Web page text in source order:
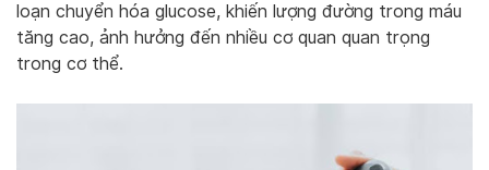
loạn chuyển hóa glucose, khiến lượng đường trong máu
tăng cao, ảnh hưởng đến nhiều cơ quan quan trọng
trong cơ thể.